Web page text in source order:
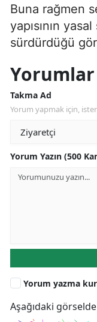
Buna rağmen
yapısının
sürdürdüğü
Yorumlar
Takma Ad
Yorum yapmak için,
Yorum Yazın (500
Yorum yazma
Aşağıdaki